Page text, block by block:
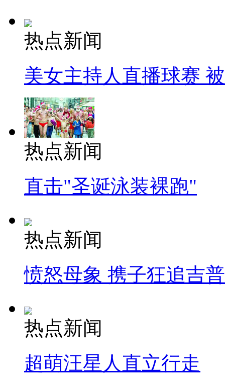
热点新闻
美女主持人直播球赛
热点新闻
直击"圣诞泳装裸跑"
热点新闻
愤怒母象 携子狂追吉
热点新闻
超萌汪星人直立行走